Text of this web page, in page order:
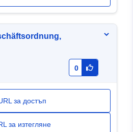
0
за достъп
за изтегляне